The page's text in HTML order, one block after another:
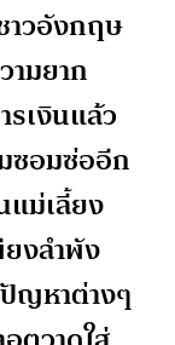
าวอังกฤษ
มยาก
เงินแล้ว
ซอมซ่ออีก
แม่เลี้ยง
งลำพัง
ญหาต่างๆ